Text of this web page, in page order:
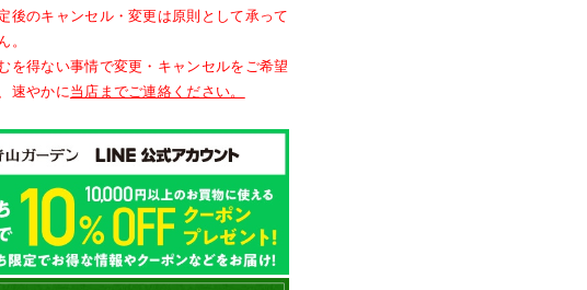
後のキャンセル・変更は原則として承って
。
を得ない事情で変更・キャンセルをご希望
速やかに当店までご連絡ください。